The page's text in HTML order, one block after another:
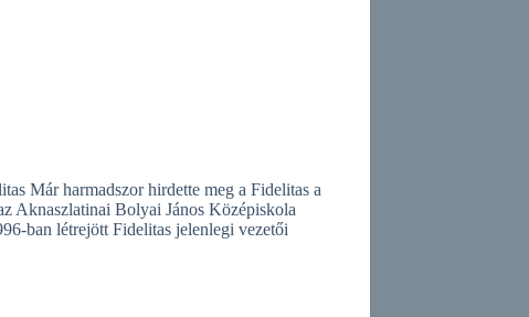
Már harmadszor hirdette meg a Fidelitas a
Aknaszlatinai Bolyai János Középiskola
ban létrejött Fidelitas jelenlegi vezetői